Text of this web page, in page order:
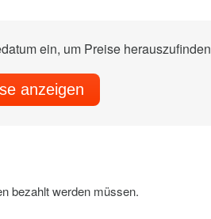
ein, um Preise herauszufinden
anzeigen
bezahlt werden müssen.